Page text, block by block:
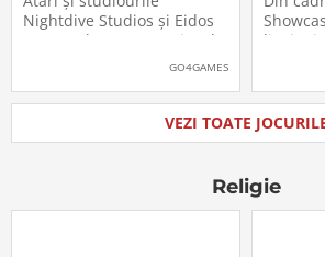
pe platformele moderne
Nightdive Studios și Eidos
Montreal au anunțat jocul
Thief: The Dark Project
PlayStation 5, PlayStation 4,
Xbox Series X|S, Nintendo
Switch 2, Nintendo Switch
GO4GAMES
putea
lipsi
care,
oficială
Video:
VEZI TOATE
Religie